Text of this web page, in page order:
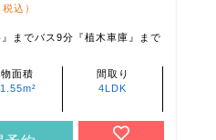
込）
までバス9分『植木車庫』まで
面積
間取り
4LDK